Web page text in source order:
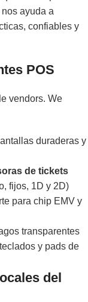
ayuda a
confiables y
POS
vendors. We
duraderas y
de tickets
fijos, 1D y 2D)
para chip EMV y
transparentes
y pads de
del